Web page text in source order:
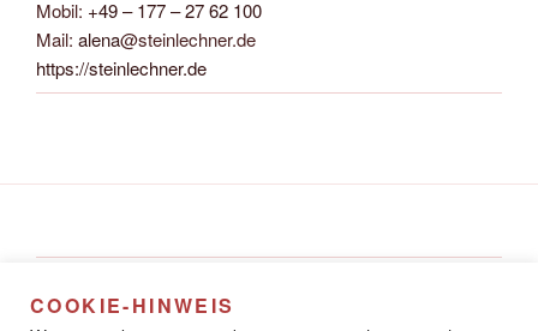
Mobil: +49 – 177 – 27 62 100
Mail: alena@steinlechner.de
https://steinlechner.de
Rathausstraße 8A
COOKIE-HINWEIS